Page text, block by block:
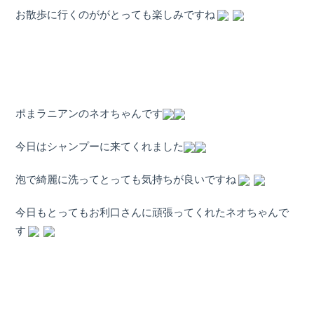
福
｜
ペ
ッ
ト
サ
お散歩に行くのががとっても楽しみですね
ポまラニアンのネオちゃんです
今日はシャンプーに来てくれました
泡で綺麗に洗ってとっても気持ちが良いですね
今日もとってもお利口さんに頑張ってくれたネオちゃんで
す